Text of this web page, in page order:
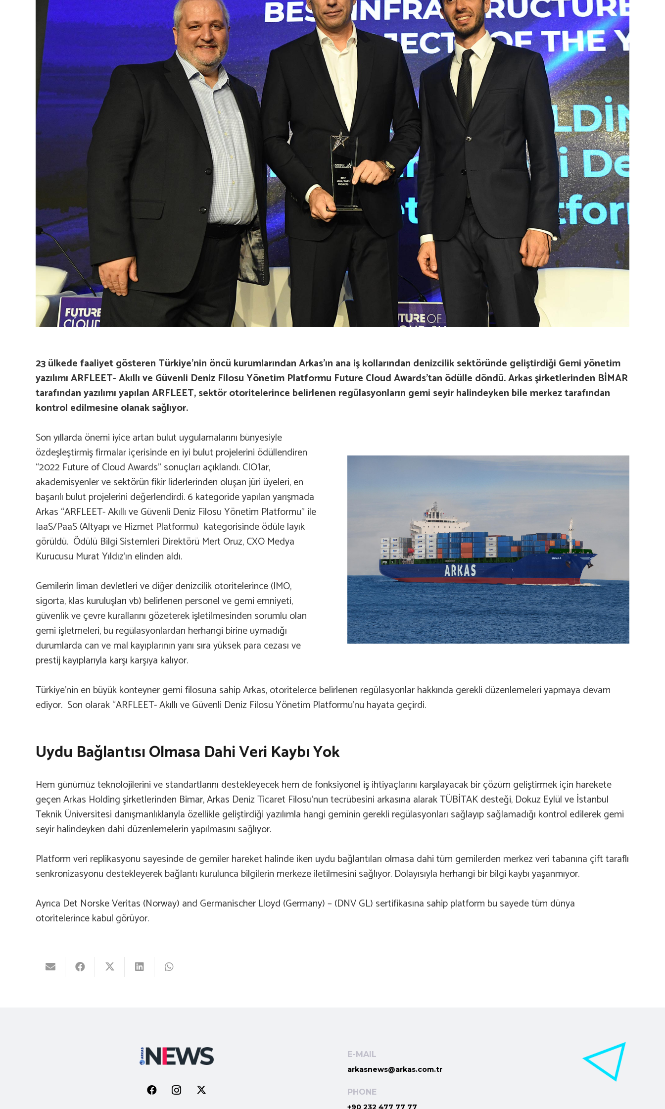
23 ülkede faaliyet gösteren Türkiye’nin öncü kurumlarından Arkas’ın ana iş kollarından denizcilik sektöründe geliştirdiği Gemi yönetim
yazılımı ARFLEET- Akıllı ve Güvenli Deniz Filosu Yönetim Platformu Future Cloud Awards’tan ödülle döndü. Arkas şirketlerinden BİMAR
tarafından yazılımı yapılan ARFLEET, sektör otoritelerince belirlenen regülasyonların gemi seyir halindeyken bile merkez tarafından
kontrol edilmesine olanak sağlıyor.
Son yıllarda önemi iyice artan bulut uygulamalarını bünyesiyle
özdeşleştirmiş firmalar içerisinde en iyi bulut projelerini ödüllendiren
“2022 Future of Cloud Awards” sonuçları açıklandı. CIO’lar,
akademisyenler ve sektörün fikir liderlerinden oluşan jüri üyeleri, en
başarılı bulut projelerini değerlendirdi. 6 kategoride yapılan yarışmada
Arkas “ARFLEET- Akıllı ve Güvenli Deniz Filosu Yönetim Platformu” ile
IaaS/PaaS (Altyapı ve Hizmet Platformu) kategorisinde ödüle layık
görüldü. Ödülü Bilgi Sistemleri Direktörü Mert Oruz, CXO Medya
Kurucusu Murat Yıldız’ın elinden aldı.
Gemilerin liman devletleri ve diğer denizcilik otoritelerince (IMO,
sigorta, klas kuruluşları vb) belirlenen personel ve gemi emniyeti,
güvenlik ve çevre kurallarını gözeterek işletilmesinden sorumlu olan
gemi işletmeleri, bu regülasyonlardan herhangi birine uymadığı
durumlarda can ve mal kayıplarının yanı sıra yüksek para cezası ve
prestij kayıplarıyla karşı karşıya kalıyor.
Türkiye’nin en büyük konteyner gemi filosuna sahip Arkas, otoritelerce belirlenen regülasyonlar hakkında gerekli düzenlemeleri yapmaya devam
ediyor. Son olarak “ARFLEET- Akıllı ve Güvenli Deniz Filosu Yönetim Platformu’nu hayata geçirdi.
Uydu Bağlantısı Olmasa Dahi Veri Kaybı Yok
Hem günümüz teknolojilerini ve standartlarını destekleyecek hem de fonksiyonel iş ihtiyaçlarını karşılayacak bir çözüm geliştirmek için harekete
geçen Arkas Holding şirketlerinden Bimar, Arkas Deniz Ticaret Filosu’nun tecrübesini arkasına alarak TÜBİTAK desteği, Dokuz Eylül ve İstanbul
Teknik Üniversitesi danışmanlıklarıyla özellikle geliştirdiği yazılımla hangi geminin gerekli regülasyonları sağlayıp sağlamadığı kontrol edilerek gemi
seyir halindeyken dahi düzenlemelerin yapılmasını sağlıyor.
Platform veri replikasyonu sayesinde de gemiler hareket halinde iken uydu bağlantıları olmasa dahi tüm gemilerden merkez veri tabanına çift taraflı
senkronizasyonu destekleyerek bağlantı kurulunca bilgilerin merkeze iletilmesini sağlıyor. Dolayısıyla herhangi bir bilgi kaybı yaşanmıyor.
Ayrıca Det Norske Veritas (Norway) and Germanischer Lloyd (Germany) – (DNV GL) sertifikasına sahip platform bu sayede tüm dünya
otoritelerince kabul görüyor.
E-MAIL
arkasnews@arkas.com.tr
PHONE
+90 232 477 77 77